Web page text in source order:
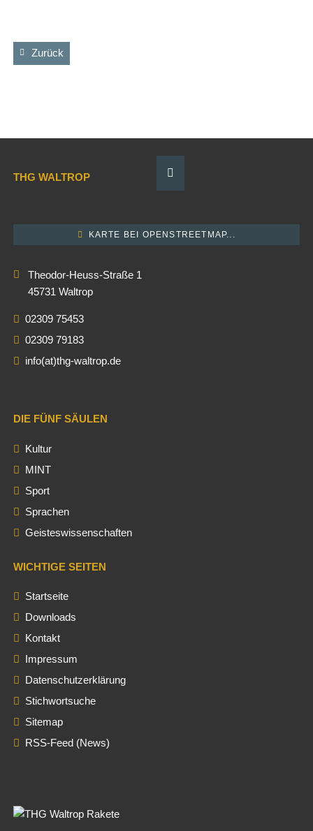
Zurück
THG WALTROP
KARTE BEI OPENSTREETMAP...
Theodor-Heuss-Straße 1
45731 Waltrop
02309 75453
02309 79183
info(at)thg-waltrop.de
DIE FÜNF SÄULEN
Kultur
MINT
Sport
Sprachen
Geisteswissenschaften
WICHTIGE SEITEN
Startseite
Downloads
Kontakt
Impressum
Datenschutzerklärung
Stichwortsuche
Sitemap
RSS-Feed (News)